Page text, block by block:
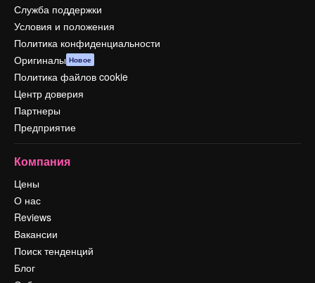
Служба поддержки
Условия и положения
Политика конфиденциальности
Оригиналы Новое
Политика файлов cookie
Центр доверия
Партнеры
Предприятие
Компания
Цены
О нас
Reviews
Вакансии
Поиск тенденций
Блог